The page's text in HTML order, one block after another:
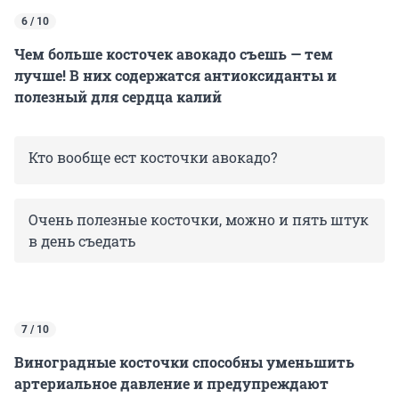
6 / 10
Чем больше косточек авокадо съешь — тем
лучше! В них содержатся антиоксиданты и
полезный для сердца калий
Кто вообще ест косточки авокадо?
Очень полезные косточки, можно и пять штук
в день съедать
7 / 10
Виноградные косточки способны уменьшить
артериальное давление и предупреждают